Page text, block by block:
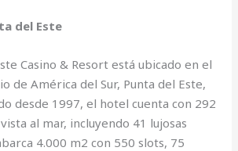
del Este
Casino & Resort está ubicado en el
de América del Sur, Punta del Este,
desde 1997, el hotel cuenta con 292
al mar, incluyendo 41 lujosas
4.000 m2 con 550 slots, 75